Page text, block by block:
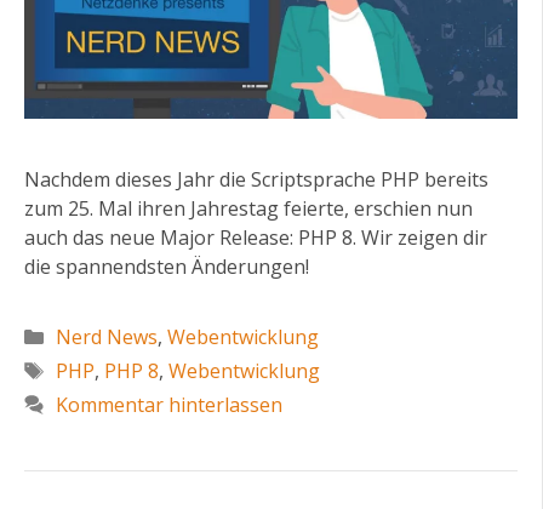
Nachdem dieses Jahr die Scriptsprache PHP bereits
zum 25. Mal ihren Jahrestag feierte, erschien nun
auch das neue Major Release: PHP 8. Wir zeigen dir
die spannendsten Änderungen!
Kategorien
Nerd News, Webentwicklung
Schlagwörter
PHP, PHP 8, Webentwicklung
Kommentar hinterlassen